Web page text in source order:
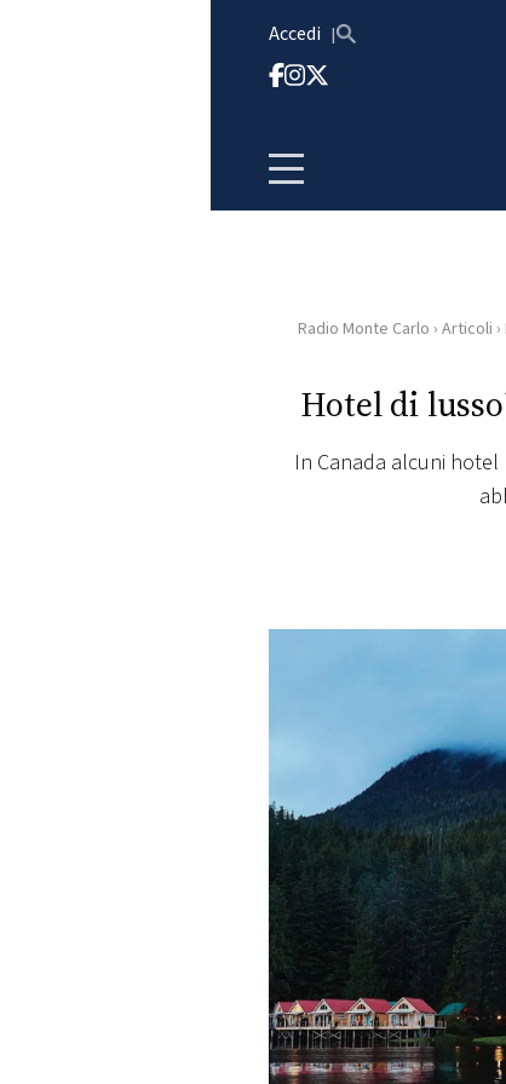
Accedi
HOME
RADIO
CONCORSI
EVENTI
VIDEO
TV
PRINCIPATO
Radio Monte Carlo › Articoli ›
Hotel di
In Canada alcuni